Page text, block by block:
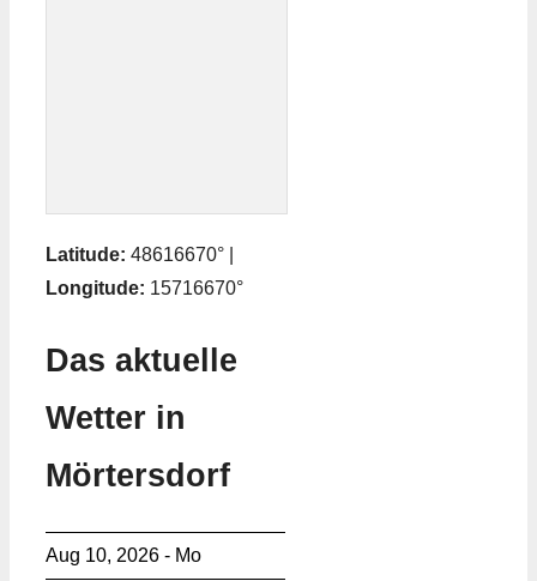
Latitude: 48616670° |
Longitude: 15716670°
Das aktuelle
Wetter in
Mörtersdorf
Aug 10, 2026 - Mo